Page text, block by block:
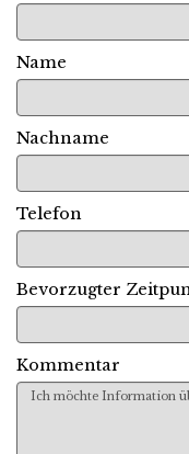
Name
Nachname
Telefon
Bevorzugter
Kommentar